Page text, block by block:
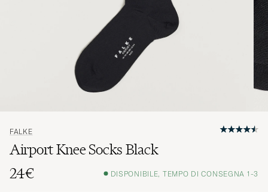
FALKE
Airport Knee Socks Black
24€
DISPONIBILE, TEMPO DI CONSEGNA 1-3